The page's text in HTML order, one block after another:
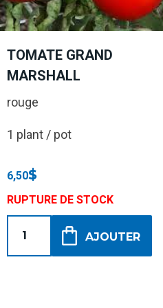
TOMATE GRAND
MARSHALL
rouge
1 plant / pot
6,50$
RUPTURE DE STOCK
AJOUTER